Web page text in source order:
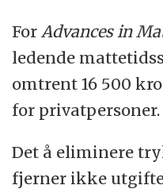
For Advances in
ledende
omtrent 16 500
for privatpersoner.
Det å eliminere
fjerner ikke